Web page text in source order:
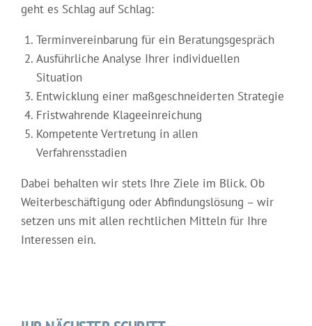
geht es Schlag auf Schlag:
Terminvereinbarung für ein Beratungsgespräch
Ausführliche Analyse Ihrer individuellen
Situation
Entwicklung einer maßgeschneiderten Strategie
Fristwahrende Klageeinreichung
Kompetente Vertretung in allen
Verfahrensstadien
Dabei behalten wir stets Ihre Ziele im Blick. Ob
Weiterbeschäftigung oder Abfindungslösung – wir
setzen uns mit allen rechtlichen Mitteln für Ihre
Interessen ein.